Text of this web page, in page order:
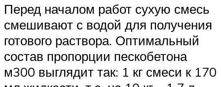
Перед началом работ сухую смесь
смешивают с водой для получения
готового раствора. Оптимальный
состав пропорции пескобетона
м300 выглядит так: 1 кг смеси к 170